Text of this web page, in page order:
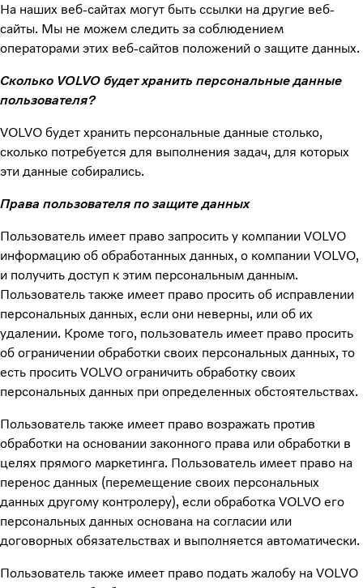
На наших веб-сайтах могут быть ссылки на другие веб-
сайты. Мы не можем следить за соблюдением
операторами этих веб-сайтов положений о защите данных.
Сколько VOLVO будет хранить персональные данные
пользователя?
VOLVO будет хранить персональные данные столько,
сколько потребуется для выполнения задач, для которых
эти данные собирались.
Права пользователя по защите данных
Пользователь имеет право запросить у компании VOLVO
информацию об обработанных данных, о компании VOLVO,
и получить доступ к этим персональным данным.
Пользователь также имеет право просить об исправлении
персональных данных, если они неверны, или об их
удалении. Кроме того, пользователь имеет право просить
об ограничении обработки своих персональных данных, то
есть просить VOLVO ограничить обработку своих
персональных данных при определенных обстоятельствах.
Пользователь также имеет право возражать против
обработки на основании законного права или обработки в
целях прямого маркетинга. Пользователь имеет право на
перенос данных (перемещение своих персональных
данных другому контролеру), если обработка VOLVO его
персональных данных основана на согласии или
договорных обязательствах и выполняется автоматически.
Пользователь также имеет право подать жалобу на VOLVO